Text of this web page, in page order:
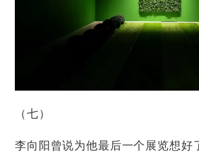
（七）
李向阳曾说为他最后一个展览想好